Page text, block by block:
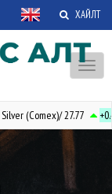
ХАЙЛТ
Silver (Comex)/ 27.77